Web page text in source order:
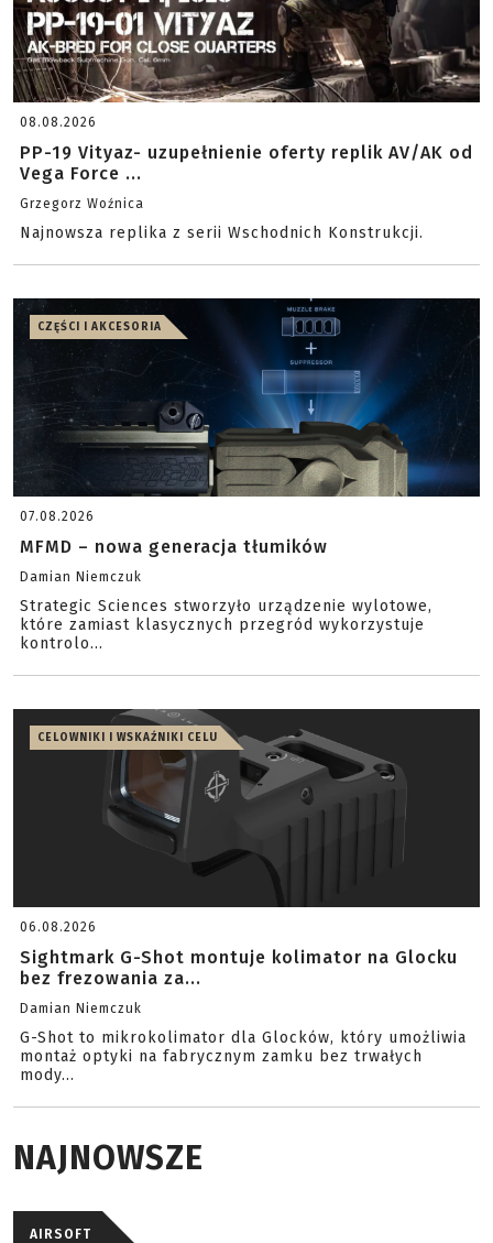
08.08.2026
PP-19 Vityaz- uzupełnienie oferty replik AV/AK od
Vega Force ...
Grzegorz Woźnica
Najnowsza replika z serii Wschodnich Konstrukcji.
CZĘŚCI I AKCESORIA
07.08.2026
MFMD – nowa generacja tłumików
Damian Niemczuk
Strategic Sciences stworzyło urządzenie wylotowe,
które zamiast klasycznych przegród wykorzystuje
kontrolo...
CELOWNIKI I WSKAŹNIKI CELU
06.08.2026
Sightmark G-Shot montuje kolimator na Glocku
bez frezowania za...
Damian Niemczuk
G-Shot to mikrokolimator dla Glocków, który umożliwia
montaż optyki na fabrycznym zamku bez trwałych
mody...
NAJNOWSZE
AIRSOFT